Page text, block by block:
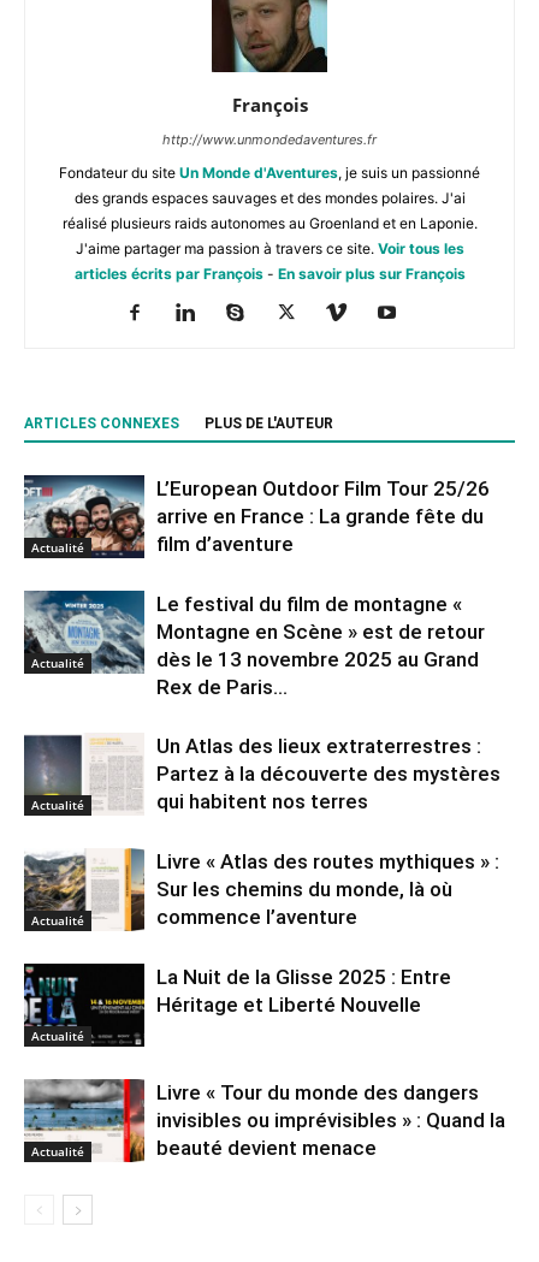
François
http://www.unmondedaventures.fr
Fondateur du site Un Monde d'Aventures, je suis un passionné
des grands espaces sauvages et des mondes polaires. J'ai
réalisé plusieurs raids autonomes au Groenland et en Laponie.
J'aime partager ma passion à travers ce site. Voir tous les
articles écrits par François- En savoir plus sur François
ARTICLES CONNEXES PLUS DE L'AUTEUR
Actualité
L’European Outdoor Film Tour 25/26
arrive en France : La grande fête du
film d’aventure
Actualité
Le festival du film de montagne «
Montagne en Scène » est de retour
dès le 13 novembre 2025 au Grand
Rex de Paris...
Actualité
Un Atlas des lieux extraterrestres :
Partez à la découverte des mystères
qui habitent nos terres
Actualité
Livre « Atlas des routes mythiques » :
Sur les chemins du monde, là où
commence l’aventure
Actualité
La Nuit de la Glisse 2025 : Entre
Héritage et Liberté Nouvelle
Actualité
Livre « Tour du monde des dangers
invisibles ou imprévisibles » : Quand la
beauté devient menace